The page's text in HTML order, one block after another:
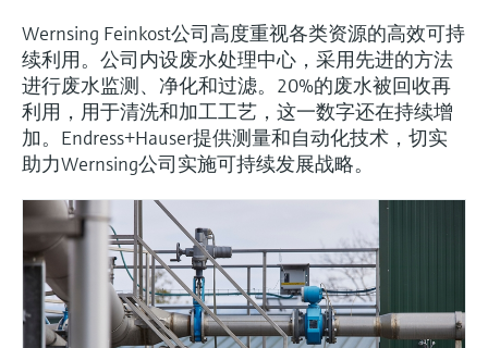
温度测量
压力测量
系统产品
光学分析
Netilion IIoT
涡街流量计
热式质量流量计
Differential pressure flow
measurement
选购全部
超声波物位测量
电容物位测量
静压液位测量
Conductive level measurement
Float switch level measurement
氯传感器和变送器
溶解氧传感器和变送器
实验室检测仪表和便携式pH计
全自动水质采样仪
TOC、COD和SAC分析仪
高温型温度计
卫生型温度计
紧凑型温度计
温度开关
表面温度计
WirelessHART解决方案
网关和调制解调器
设备配置用平板电脑
能量管理仪和应用管理仪
浪涌保护器
颗粒测量设备
数字分析仪解决方案
过程气体分析仪
空气质量测量装置
烟雾探测器
Netilion Library
Netilion Inventory
Netilion Connect
Netilion Device Viewer
Netilion Water
仪表性能优化服务
View all
Extended warranty
Repair of measuring instruments
现净零目标
生命科学：创新技术助推卓越运营
化工：深化合作，助推可持续成功
电力与能源
采矿、矿物加工及冶金：打造可持
续的未来
搜索和下载技术手册, 宣传资料, 出版物, 软
件更新, 视频, 证书等各类文件!
学习
学习中心
学习中心 - 探索Endress+Hauser学习平台上
的指导课程与资源，随时随地提升技能。
活动和培训
根据需要，从培训、研讨会、展会、峰会或
在线研讨会等各种活动中灵活选择。
客户案例
新闻与案例
活动和培训
您的Endress+Hauser职业生涯
财务业绩
集团管理层
发展历程
文化与价值观
可持续发展
温度+系统产品
Endress+Hauser 数字解决方案
Endress+Hauser 光学分析
Endress+Hauser SICK
Endress+Hauser Technology China
My Endress+Hauser
建立电子采购流程，从容应对未来
需求
事实速览
媒体活动
在线研讨会和回放
峰会
线下活动
查找市场活动及培训
更多工作机会
德国耶拿分析仪器公司的工作机会
IST创新传感器技术公司的工作机
会
Job opportunities at
Endress+Hauser SICK
Wernsing Feinkost公司高度重视各类资源的高效可持
续利用。公司内设废水处理中心，采用先进的方法
进行废水监测、净化和过滤。20%的废水被回收再
利用，用于清洗和加工工艺，这一数字还在持续增
加。Endress+Hauser提供测量和自动化技术，切实
助力Wernsing公司实施可持续发展战略。